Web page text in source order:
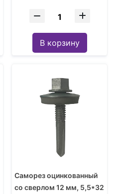
В корзину
Саморез оцинкованный
со сверлом 12 мм, 5,5*32